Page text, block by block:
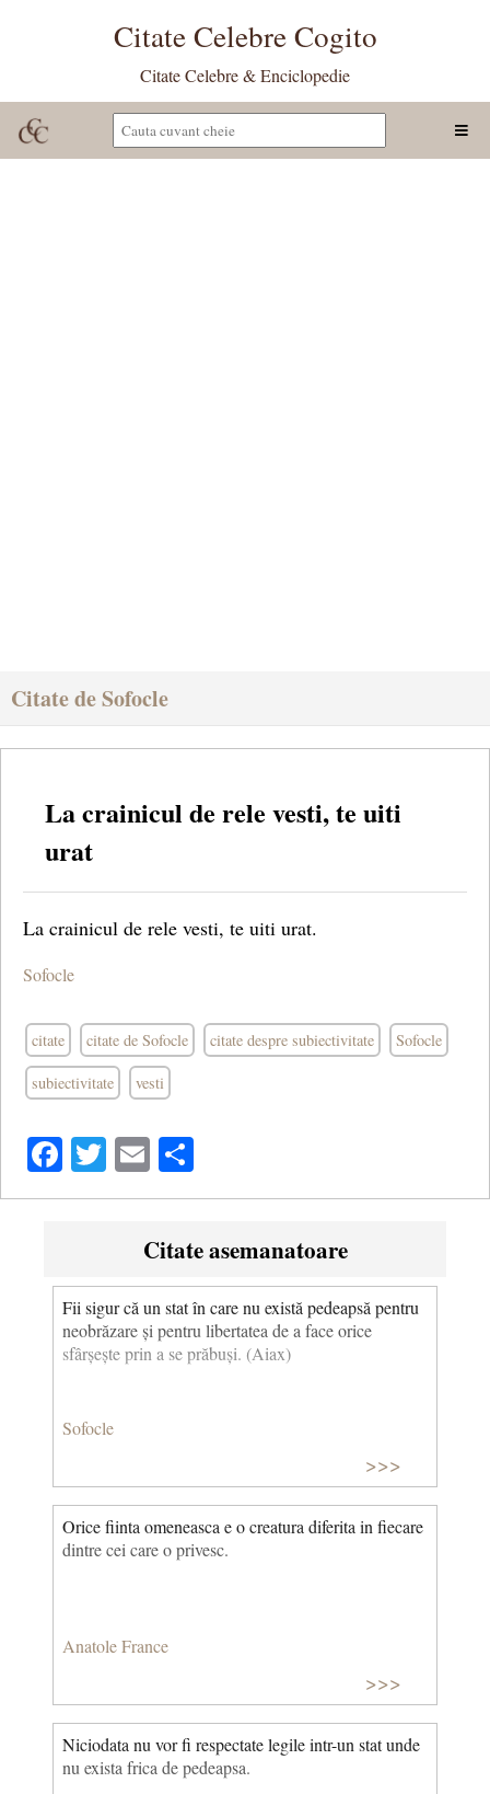
Citate Celebre Cogito
Citate Celebre & Enciclopedie
Citate de Sofocle
La crainicul de rele vesti, te uiti
urat
La crainicul de rele vesti, te uiti urat.
Sofocle
citate citate de Sofocle citate despre subiectivitate Sofocle
subiectivitate vesti
Facebook
Twitter
Email
Citate asemanatoare
Fii sigur că un stat în care nu există pedeapsă pentru
neobrăzare și pentru libertatea de a face orice
sfârșește prin a se prăbuși. (Aiax)
Sofocle
>>>
Orice fiinta omeneasca e o creatura diferita in fiecare
dintre cei care o privesc.
Anatole France
>>>
Niciodata nu vor fi respectate legile intr-un stat unde
nu exista frica de pedeapsa.